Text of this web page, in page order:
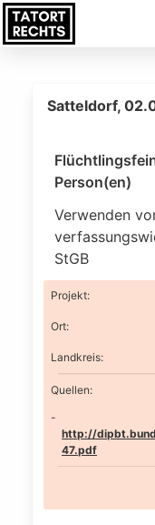
Satteldorf,
Person(en)
Verwenden
StGB
Projekt:
Ort:
Landkreis:
Quellen:
http://
47.pdf